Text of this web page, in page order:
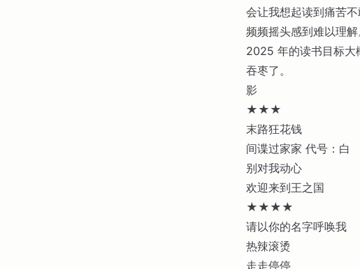
会让我想起读到痛苦
频频摇头感到难以理解
2025 年的读书目标大
吞枣了。
影
★★★
末路狂花钱
间谍过家家 代号：白
别对我动心
欢迎来到王之国
★★★★
请以你的名字呼唤我
热辣滚烫
走走停停